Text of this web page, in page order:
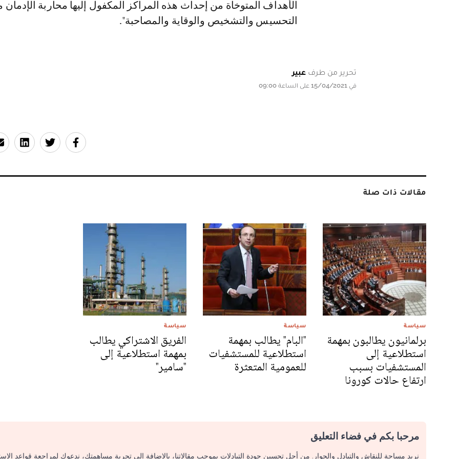
الأهداف المتوخاة من إحداث هذه المراكز المكفول إليها محاربة
التحسيس والتشخيص والوقاية والمصاحبة".
تحرير من طرف عبير
في 15/04/2021 على الساعة 09:00
مقالات ذات صلة
سياسة
برلمانيون يطالبون بمهمة
استطلاعية إلى
المستشفيات بسبب
ارتفاع حالات كورونا
سياسة
"البام" يطالب بمهمة
استطلاعية للمستشفيات
للعمومية المتعثرة
سياسة
الفريق الاشتراكي يطالب
بمهمة استطلاعية إلى
"سامير"
مرحبا بكم في فضاء التعليق
نريد مساحة للنقاش والتبادل والحوار. من أجل تحسين جودة التبادلات بموجب مقالاتنا، بالإضافة إلى تجربة مساهمتك، ندعوك لمراجعة قواعد